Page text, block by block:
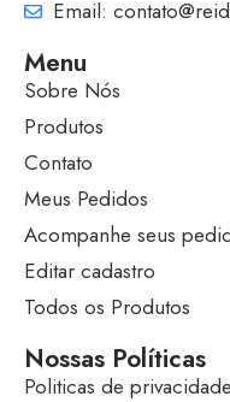
Email:
Menu
Sobre Nós
Produtos
Contato
Meus Pedidos
Acompanhe seus
Editar cadastro
Todos os Produtos
Nossas Políticas
Politicas de privacidade